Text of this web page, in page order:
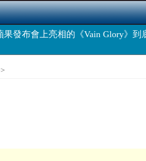
果發布會上亮相的《Vain Glory》